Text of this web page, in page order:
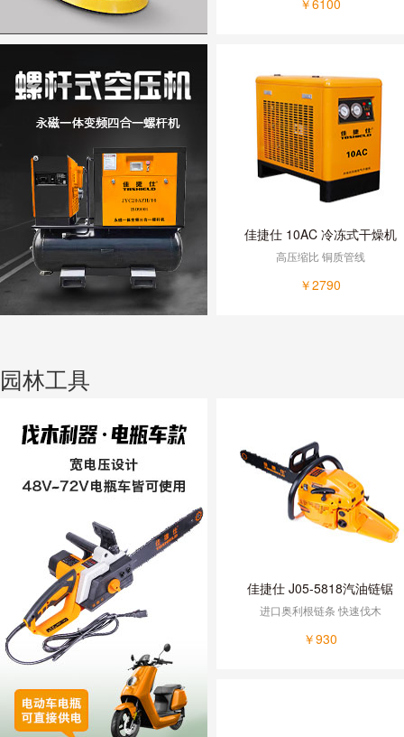
￥6100
佳捷仕 10AC 冷冻式干燥机
高压缩比 铜质管线
￥2790
园林工具
佳捷仕 J05-5818汽油链锯
进口奥利根链条 快速伐木
￥930